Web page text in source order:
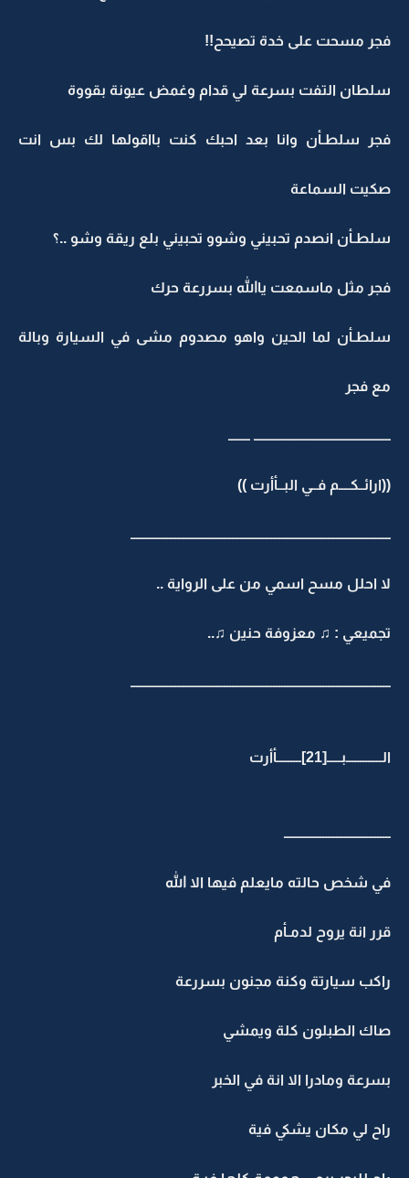
فجر مسحت على خدة تصيحح!!
سلطان التفت بسرعة لي قدام وغمض عيونة بقووة
فجر سلطـأن وانا بعد احبك كنت بااقولها لك بس انت
صكيت السماعة
سلطـأن انصدم تحبيني وشوو تحبيني بلع ريقة وشو ..؟
فجر مثل ماسمعت ياالله بسررعة حرك
سلطـأن لما الحين واهو مصدوم مشى في السيارة وبالة
مع فجر
ــــــــــــــــــــــــــــــــــــــــــــــــــ ــــــــ
((ارائــكــــم فــي البــأأرت ))
ـــــــــــــــــــــــــــــــــــــــــــــــــــــــــــــــــــــــــــــــــــــــــــــــ
لا احلل مسح اسمي من على الرواية ..
تجميعي : ♫ معزوفة حنين ♫..
ـــــــــــــــــــــــــــــــــــــــــــــــــــــــــــــــــــــــــــــــــــــــــــــــ
الـــــــــــــبـــــ[21]ـــــــــأأرت
ـــــــــــــــــــــــــــــــــــــــ
في شخص حالته مايعلم فيها الا الله
قرر انة يروح لدمـأم
راكب سيارتة وكنة مجنون بسررعة
صاك الطبلون كلة ويمشي
بسرعة ومادرا الا انة في الخبر
راح لي مكان يشكي فية